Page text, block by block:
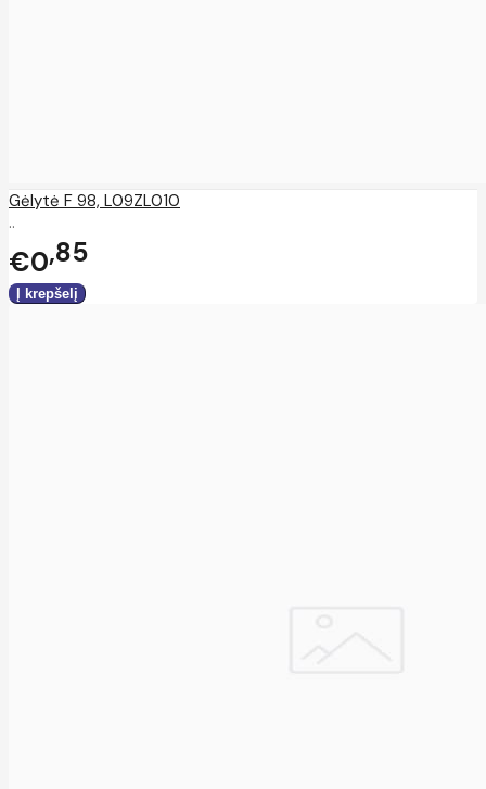
Gėlytė F 98, L09ZL010
..
€0 85